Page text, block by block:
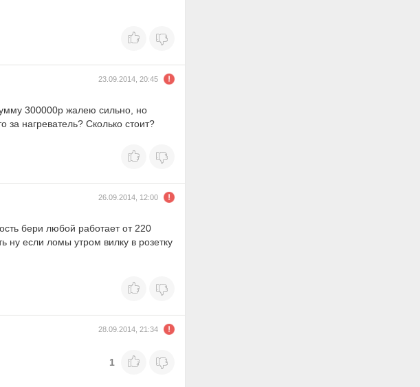
23.09.2014, 20:45
300000р жалею сильно, но
нагреватель? Сколько стоит?
26.09.2014, 12:00
бери любой работает от 220
ну если ломы утром вилку в розетку
28.09.2014, 21:34
1